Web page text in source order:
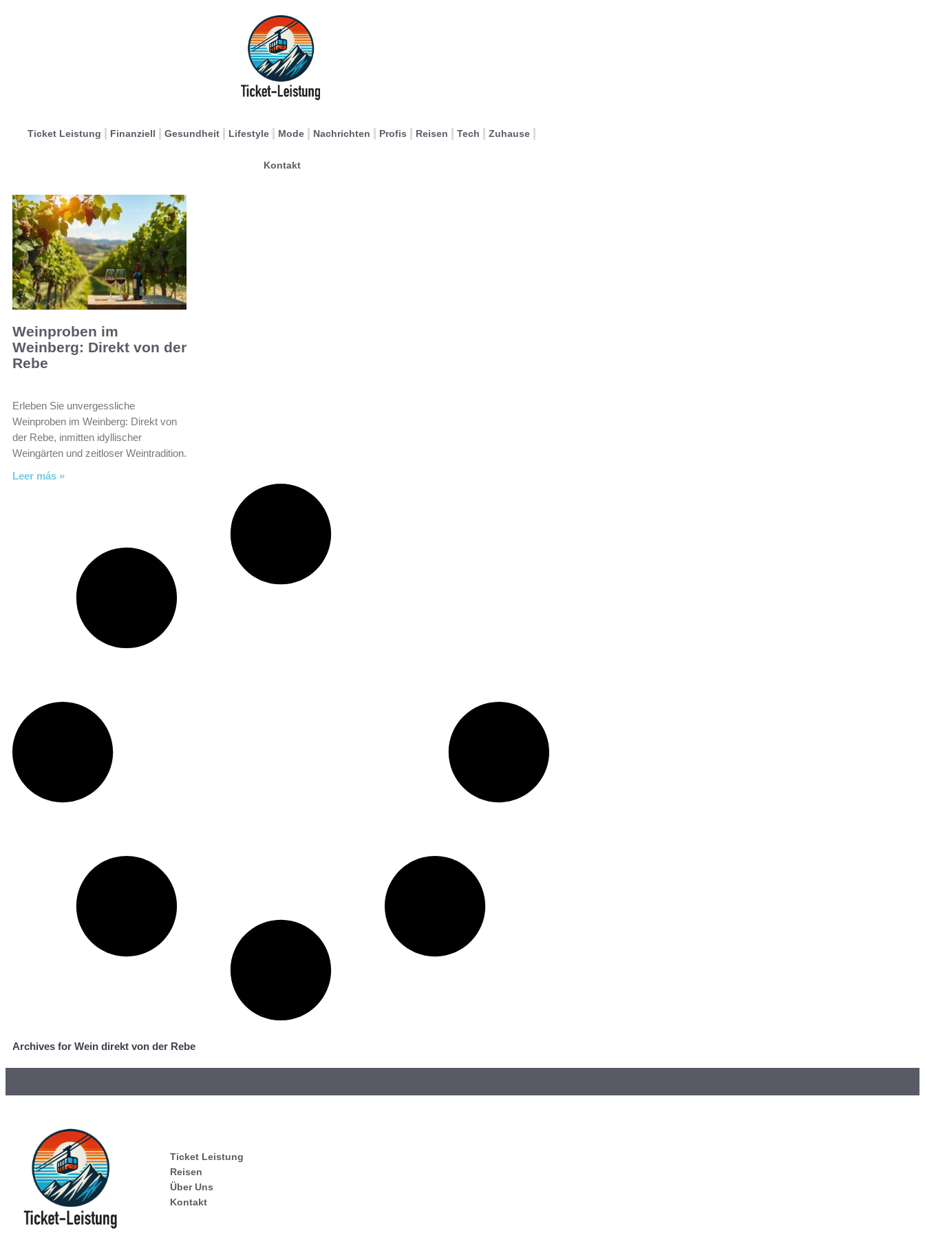
Ticket Leistung Finanziell Gesundheit Lifestyle Mode Nachrichten Profis Reisen Tech Zuhause
Kontakt
Weinproben im
Weinberg: Direkt von der
Rebe
Erleben Sie unvergessliche
Weinproben im Weinberg: Direkt von
der Rebe, inmitten idyllischer
Weingärten und zeitloser Weintradition.
Leer más »
Archives for Wein direkt von der Rebe
Ticket Leistung
Reisen
Über Uns
Kontakt